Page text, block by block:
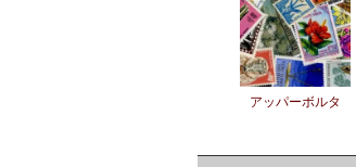
アッパーボルタ